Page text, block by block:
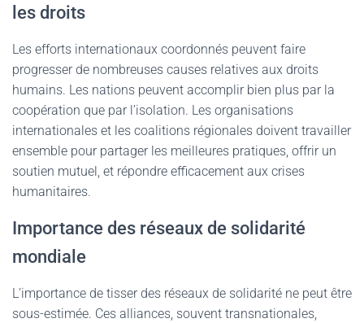
les droits
Les efforts internationaux coordonnés peuvent faire
progresser de nombreuses causes relatives aux droits
humains. Les nations peuvent accomplir bien plus par la
coopération que par l’isolation. Les organisations
internationales et les coalitions régionales doivent travailler
ensemble pour partager les meilleures pratiques, offrir un
soutien mutuel, et répondre efficacement aux crises
humanitaires.
Importance des réseaux de solidarité
mondiale
L’importance de tisser des réseaux de solidarité ne peut être
sous-estimée. Ces alliances, souvent transnationales,